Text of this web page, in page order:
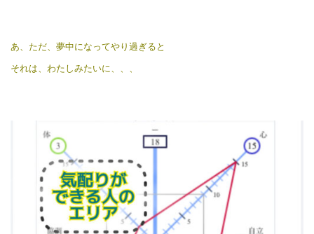
あ、 ただ、夢中になってやり過ぎると
それは、わたしみたいに、、、